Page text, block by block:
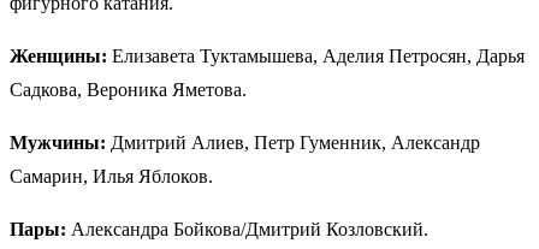
Женщины: Елизавета Туктамышева, Аделия Петросян, Дарья
Садкова, Вероника Яметова.
Мужчины: Дмитрий Алиев, Петр Гуменник, Александр
Самарин, Илья Яблоков.
Пары: Александра Бойкова/Дмитрий Козловский.